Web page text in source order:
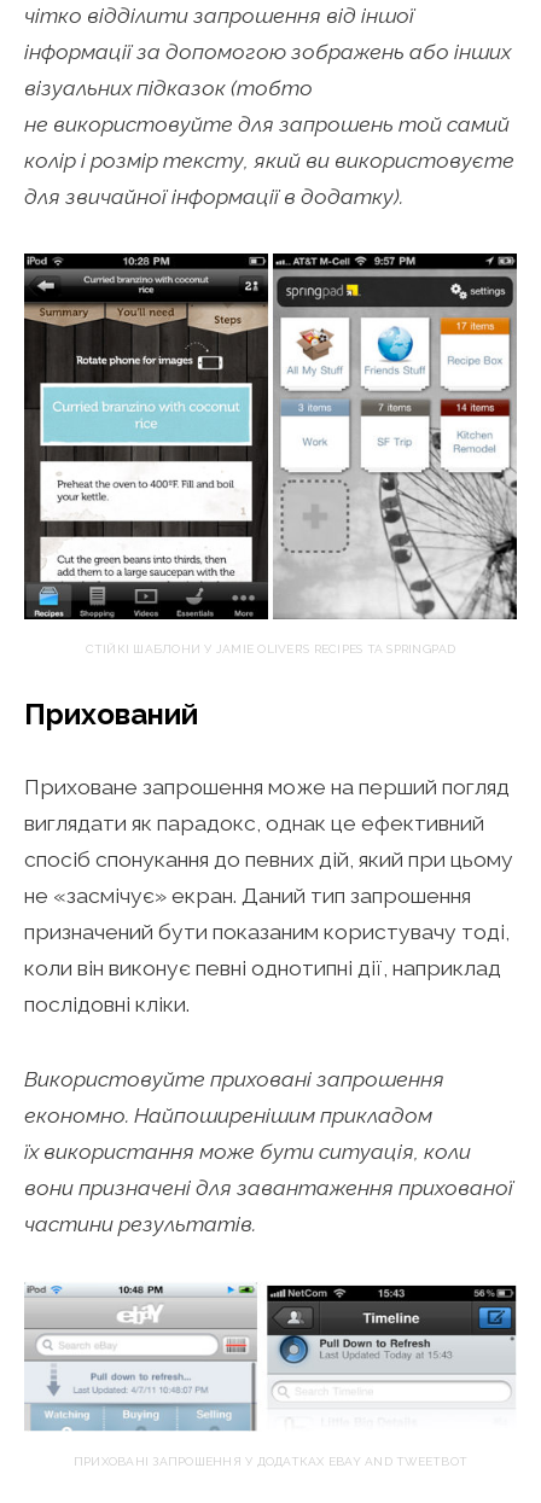
чітко відділити запрошення від іншої
інформації за допомогою зображень або інших
візуальних підказок (тобто
не використовуйте для запрошень той самий
колір і розмір тексту, який ви використовуєте
для звичайної інформації в додатку).
СТІЙКІ ШАБЛОНИ У JAMIE OLIVER’S RECIPES ТА SPRINGPAD
Прихований
Приховане запрошення може на перший погляд
виглядати як парадокс, однак це ефективний
спосіб спонукання до певних дій, який при цьому
не «засмічує» екран. Даний тип запрошення
призначений бути показаним користувачу тоді,
коли він виконує певні однотипні дії, наприклад
послідовні кліки.
Використовуйте приховані запрошення
економно. Найпоширенішим прикладом
їх використання може бути ситуація, коли
вони призначені для завантаження прихованої
частини результатів.
ПРИХОВАНІ ЗАПРОШЕННЯ У ДОДАТКАХ EBAY AND TWEETBOT